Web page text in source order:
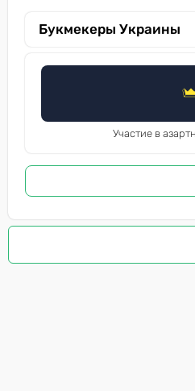
Букмекеры Украины
Участие в